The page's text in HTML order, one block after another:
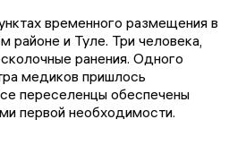
временного размещения в
и Туле. Три человека,
ранения. Одного
медиков пришлось
переселенцы обеспечены
первой необходимости.